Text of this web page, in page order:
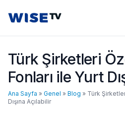
Wise TV
Türk Şirketleri
Fonları ile Yurt
Ana Sayfa » Genel » Blog » Türk
Dışına Açılabilir